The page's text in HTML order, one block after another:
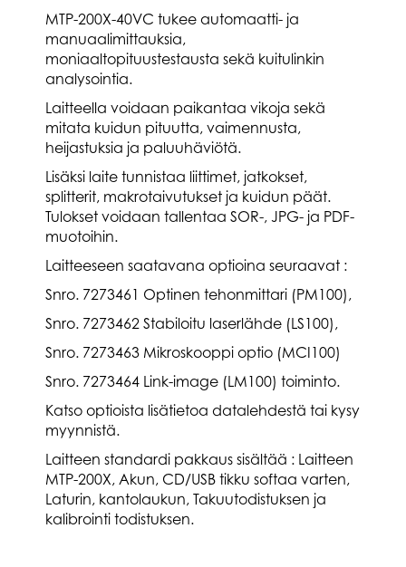
MTP-200X-40VC tukee automaatti- ja
manuaalimittauksia,
moniaaltopituustestausta sekä kuitulinkin
analysointia.
Laitteella voidaan paikantaa vikoja sekä
mitata kuidun pituutta, vaimennusta,
heijastuksia ja paluuhäviötä.
Lisäksi laite tunnistaa liittimet, jatkokset,
splitterit, makrotaivutukset ja kuidun päät.
Tulokset voidaan tallentaa SOR-, JPG- ja PDF-
muotoihin.
Laitteeseen saatavana optioina seuraavat :
Snro. 7273461 Optinen tehonmittari (PM100),
Snro. 7273462 Stabiloitu laserlähde (LS100),
Snro. 7273463 Mikroskooppi optio (MCI100)
Snro. 7273464 Link-image (LM100) toiminto.
Katso optioista lisätietoa datalehdestä tai kysy
myynnistä.
Laitteen standardi pakkaus sisältää : Laitteen
MTP-200X, Akun, CD/USB tikku softaa varten,
Laturin, kantolaukun, Takuutodistuksen ja
kalibrointi todistuksen.